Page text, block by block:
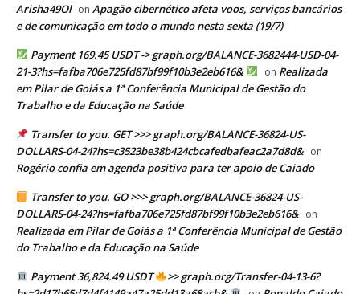
Arisha49Ol on Apagão cibernético afeta voos, serviços bancários
e de comunicação em todo o mundo nesta sexta (19/7)
Payment 169.45 USDT -> graph.org/BALANCE-3682444-USD-04-
21-3?hs=fafba706e725fd87bf99f10b3e2eb616&
on Realizada
em Pilar de Goiás a 1ª Conferência Municipal de Gestão do
Trabalho e da Educação na Saúde
Transfer to you. GET >>> graph.org/BALANCE-36824-US-
DOLLARS-04-24?hs=c3523be38b424cbcafedbafeac2a7d8d& on
Rogério confia em agenda positiva para ter apoio de Caiado
Transfer to you. GO >>> graph.org/BALANCE-36824-US-
DOLLARS-04-24?hs=fafba706e725fd87bf99f10b3e2eb616& on
Realizada em Pilar de Goiás a 1ª Conferência Municipal de Gestão
do Trabalho e da Educação na Saúde
Payment 36,824.49 USDT
>> graph.org/Transfer-04-13-6?